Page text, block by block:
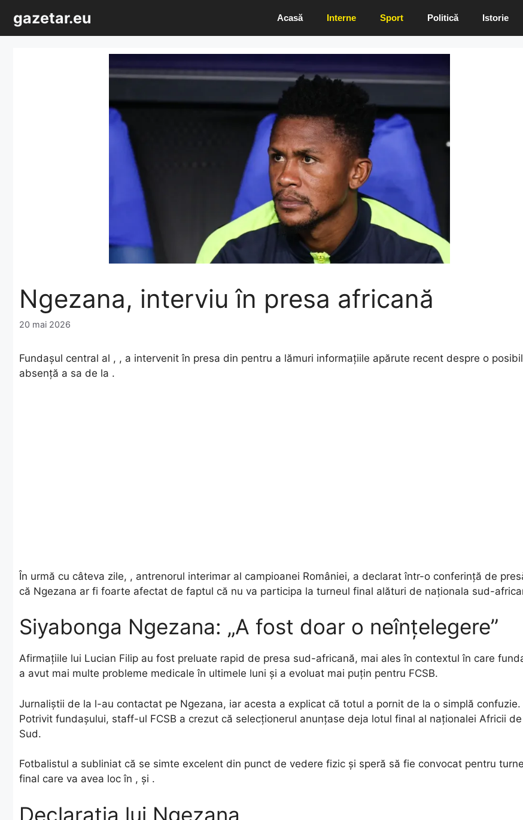
conținut
gazetar.eu Acasă Interne Sport Politică Istorie
Ngezana, interviu în presa africană
20 mai 2026
Fundașul central al , , a intervenit în presa din pentru a lămuri informațiile apărute recent despre o
absență a sa de la .
În urmă cu câteva zile, , antrenorul interimar al campioanei României, a declarat într-o conferință de
că Ngezana ar fi foarte afectat de faptul că nu va participa la turneul final alături de naționala sud-
Siyabonga Ngezana: „A fost doar o neînțelegere”
Afirmațiile lui Lucian Filip au fost preluate rapid de presa sud-africană, mai ales în contextul în care
a avut mai multe probleme medicale în ultimele luni și a evoluat mai puțin pentru FCSB.
Jurnaliștii de la l-au contactat pe Ngezana, iar acesta a explicat că totul a pornit de la o simplă confuzie.
Potrivit fundașului, staff-ul FCSB a crezut că selecționerul anunțase deja lotul final al naționalei Africii de
Sud.
Fotbalistul a subliniat că se simte excelent din punct de vedere fizic și speră să fie convocat pentru
final care va avea loc în , și .
Declarația lui Ngezana